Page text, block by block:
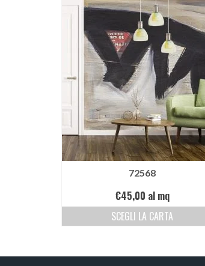
72568
€45,00 al mq
SCEGLI LA CARTA